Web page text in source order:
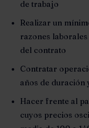
de trabajo
Realizar un
razones
del contrato
Contratar
años de duración
Hacer frente al
cuyos precios